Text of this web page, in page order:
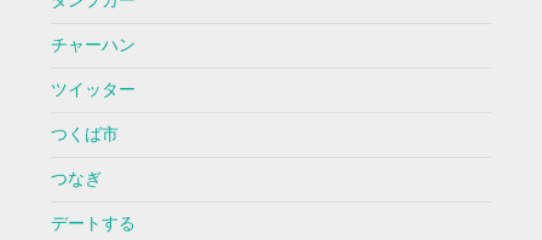
チャーハン
ツイッター
つくば市
つなぎ
デートする